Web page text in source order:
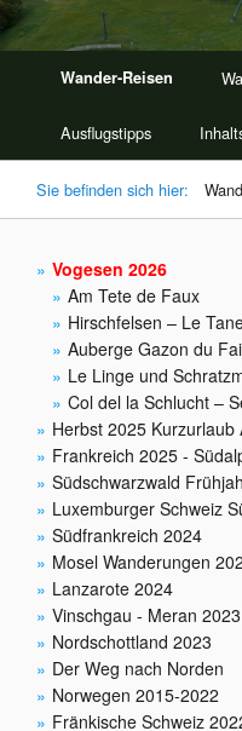
Wander-Reisen
Ausflugstipps
Sie befinden sich hier:
Vogesen 2026
Am Tete de Faux
Hirschfelsen – Le
Auberge Gazon du
Le Linge und
Col del la Schlucht –
Herbst 2025 Kurzurlaub
Frankreich 2025 -
Südschwarzwald
Luxemburger Schweiz
Südfrankreich 2024
Mosel Wanderungen
Lanzarote 2024
Vinschgau - Meran 2023
Nordschottland 2023
Der Weg nach Norden
Norwegen 2015-2022
Fränkische Schweiz